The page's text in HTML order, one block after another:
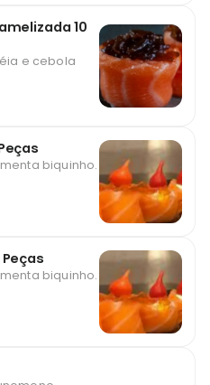
10
e cebola
biquinho.
biquinho.